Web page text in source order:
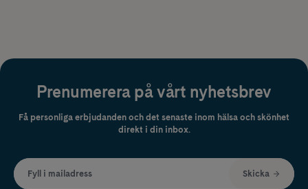
Prenumerera på vårt nyhetsbrev
Få personliga erbjudanden och det senaste inom hälsa och skönhet
direkt i din inbox.
Fyll i mailadress Skicka